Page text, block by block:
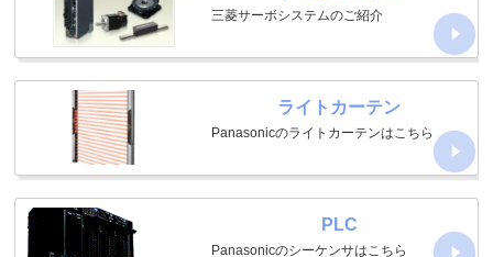
三菱サーボシステムのご紹介
ライトカーテン
Panasonicのライトカーテンはこちら
PLC
Panasonicのシーケンサはこちら